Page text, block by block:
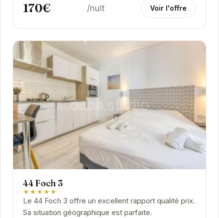
170€ /nuit Voir l'offre
44 Foch 3
★★★★★
Le 44 Foch 3 offre un excellent rapport qualité prix.
Sa situation géographique est parfaite.